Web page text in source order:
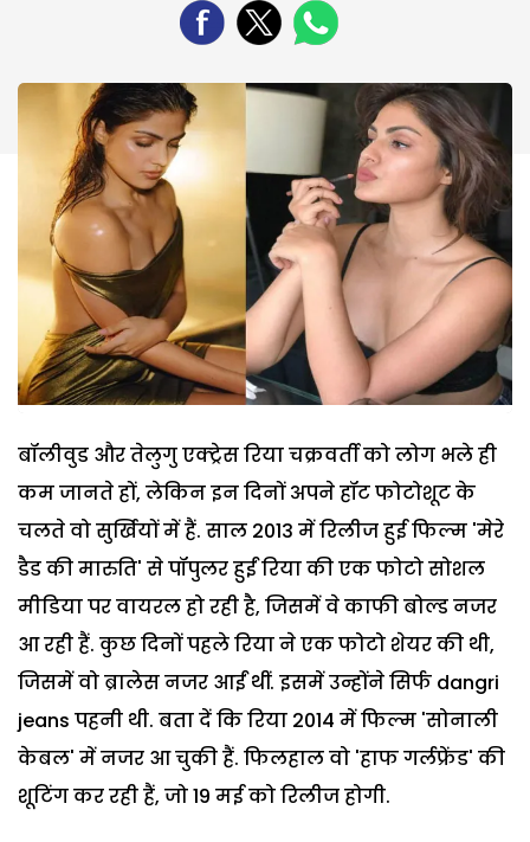
बॉलीवुड और तेलुगु एक्ट्रेस रिया चक्रवर्ती को लोग भले ही
कम जानते हों, लेकिन इन दिनों अपने हॉट फोटोशूट के
चलते वो सुर्खियों में हैं. साल 2013 में रिलीज हुई फिल्म 'मेरे
डैड की मारुति' से पॉपुलर हुईं रिया की एक फोटो सोशल
मीडिया पर वायरल हो रही है, जिसमें वे काफी बोल्ड नजर
आ रही हैं. कुछ दिनों पहले रिया ने एक फोटो शेयर की थी,
जिसमें वो ब्रालेस नजर आईं थीं. इसमें उन्होंने सिर्फ dangri
jeans पहनी थी. बता दें कि रिया 2014 में फिल्म 'सोनाली
केबल' में नजर आ चुकी हैं. फिलहाल वो 'हाफ गर्लफ्रेंड' की
शूटिंग कर रही हैं, जो 19 मई को रिलीज होगी.